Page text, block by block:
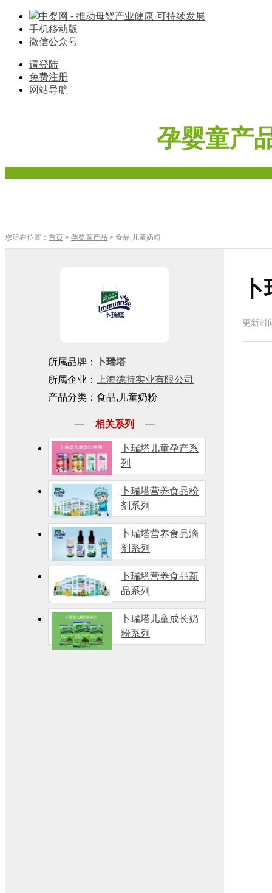
中婴网 - 推动母婴产业健康·可持续发展
手机移动版
微信公众号
请登陆
免费注册
网站导航
孕婴童产
您所在位置： 首页 > 孕婴童产品 > 食品 儿童奶粉
更新
所属品牌：
卜瑞塔
所属企业：
上海德持实业有限公司
产品分类：食品,儿童奶粉
相关系列
卜瑞塔儿童孕产系
列
卜瑞塔营养食品粉
剂系列
卜瑞塔营养食品滴
剂系列
卜瑞塔营养食品新
品系列
卜瑞塔儿童成长奶
粉系列